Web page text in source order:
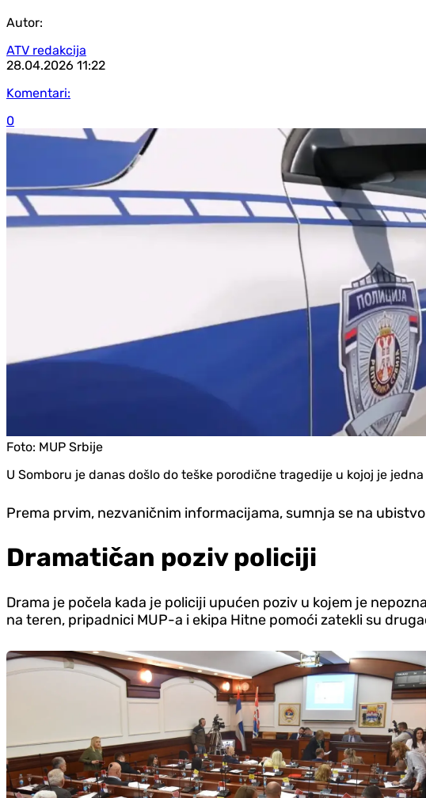
Autor:
ATV redakcija
28.04.2026 11:22
Komentari:
0
Foto: MUP Srbije
U Somboru je danas došlo do teške porodične tragedije u kojoj je
Prema prvim, nezvaničnim informacijama, sumnja se na
Dramatičan poziv policiji
Drama je počela kada je policiji upućen poziv u kojem je
na teren, pripadnici MUP-a i ekipa Hitne pomoći zatekli su